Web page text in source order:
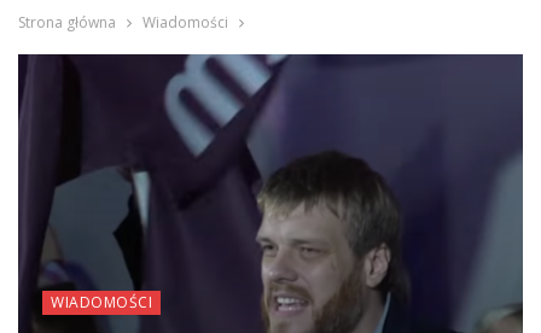
Strona główna Wiadomości
WIADOMOŚCI